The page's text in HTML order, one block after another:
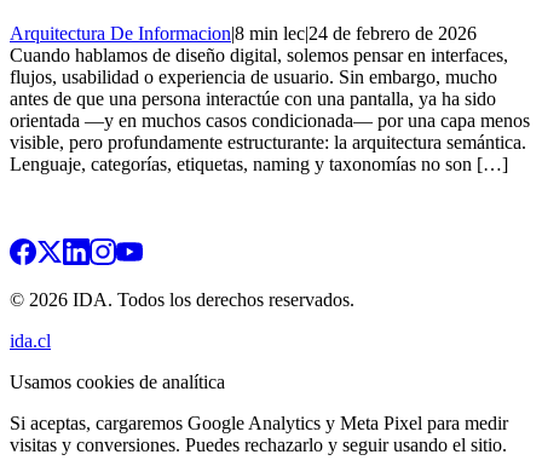
Arquitectura De Informacion|8 min lec|24 de febrero de 2026
Cuando hablamos de diseño digital, solemos pensar en interfaces,
flujos, usabilidad o experiencia de usuario. Sin embargo, mucho
antes de que una persona interactúe con una pantalla, ya ha sido
orientada —y en muchos casos condicionada— por una capa menos
visible, pero profundamente estructurante: la arquitectura semántica.
Lenguaje, categorías, etiquetas, naming y taxonomías no son […]
© 2026 IDA. Todos los derechos reservados.
ida.cl
Usamos cookies de analítica
Si aceptas, cargaremos Google Analytics y Meta Pixel para medir
visitas y conversiones. Puedes rechazarlo y seguir usando el sitio.